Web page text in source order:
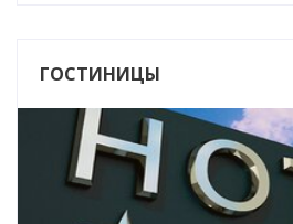
ГОСТИНИЦЫ